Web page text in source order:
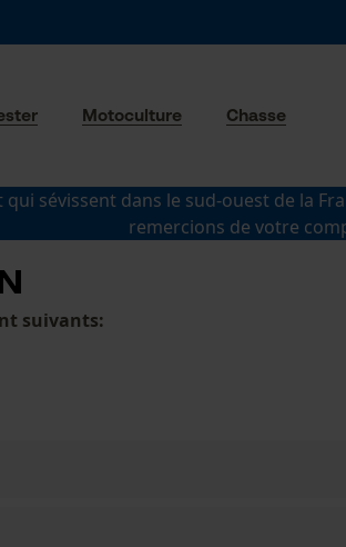
Motoculture Chasse
sévissent dans le sud-ouest de la
remercions de votre
suivants: